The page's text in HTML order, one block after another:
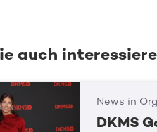
auch
News in
DKMS